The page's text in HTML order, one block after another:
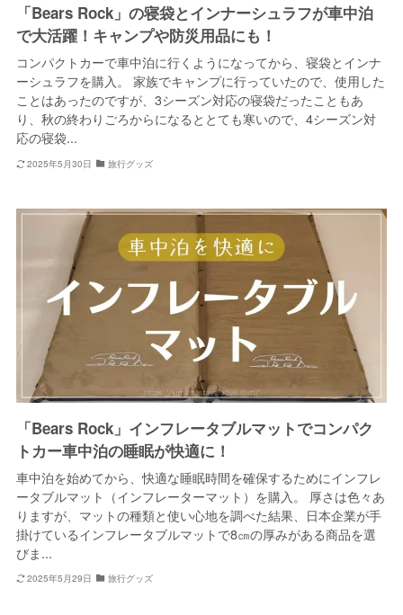
「Bears Rock」の寝袋とインナーシュラフが車中泊
で大活躍！キャンプや防災用品にも！
コンパクトカーで車中泊に行くようになってから、寝袋とインナ
ーシュラフを購入。 家族でキャンプに行っていたので、使用した
ことはあったのですが、3シーズン対応の寝袋だったこともあ
り、秋の終わりごろからになるととても寒いので、4シーズン対
応の寝袋...
2025年5月30日 旅行グッズ
「Bears Rock」インフレータブルマットでコンパク
トカー車中泊の睡眠が快適に！
車中泊を始めてから、快適な睡眠時間を確保するためにインフレ
ータブルマット（インフレーターマット）を購入。 厚さは色々あ
りますが、マットの種類と使い心地を調べた結果、日本企業が手
掛けているインフレータブルマットで8㎝の厚みがある商品を選
びま...
2025年5月29日 旅行グッズ